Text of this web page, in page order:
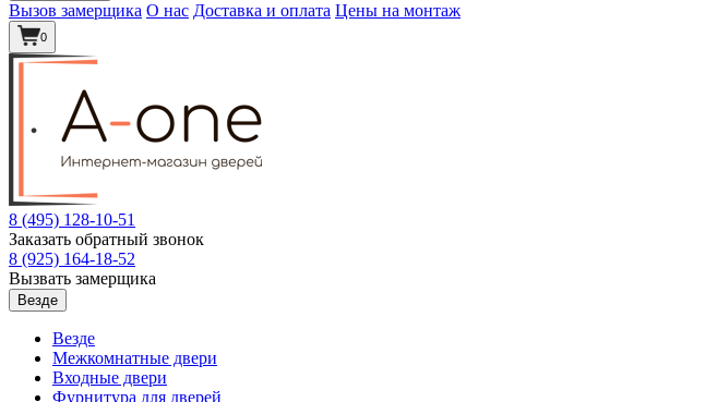
Вызов замерщика О нас Доставка и оплата Цены на монтаж
0
8 (495) 128-10-51
Заказать обратный звонок
8 (925) 164-18-52
Вызвать замерщика
Везде
Везде
Межкомнатные двери
Входные двери
Фурнитура для дверей